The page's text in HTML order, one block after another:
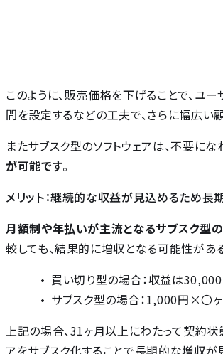
このように、販売価格を下げることで、ユ
間を設定するなどの工夫で、さらに幅広い
またサブスク型のソフトウェアは、不要に
が可能です。
メリット：継続的な収益が見込めるため長
月額制や年払いが主流となるサブスク型
較しても、結果的に増収となる可能性があ
買い切り型の場合：収益は
サブスク型の場合：1,000円×〇
上記の場合、31ヶ月以上にわたって契約状